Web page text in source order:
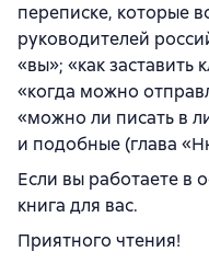
переписке, которые
руководителей
«вы»; «как заставить
«когда можно
«можно ли писать в
и подобные (глава
Если вы работаете в
книга для вас.
Приятного чтения!